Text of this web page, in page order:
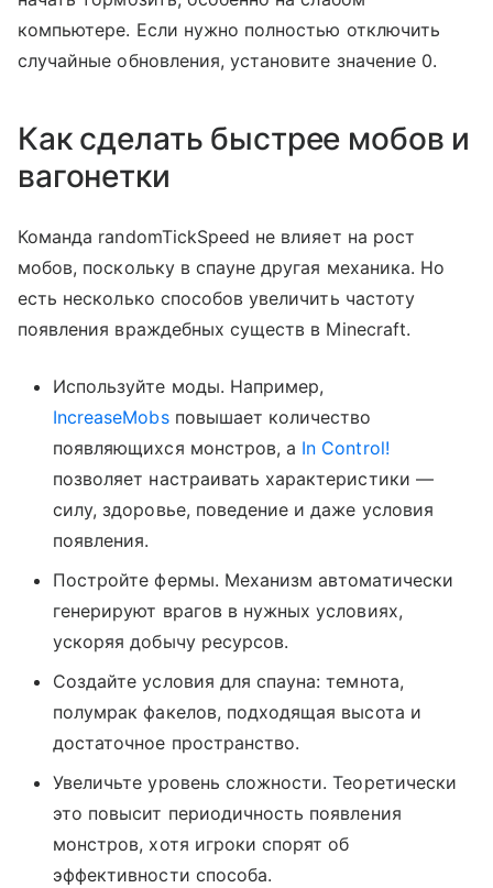
компьютере. Если нужно полностью отключить
случайные обновления, установите значение 0.
Как сделать быстрее мобов и
вагонетки
Команда randomTickSpeed не влияет на рост
мобов, поскольку в спауне другая механика. Но
есть несколько способов увеличить частоту
появления враждебных существ в Minecraft.
Используйте моды. Например,
IncreaseMobsповышает количество
появляющихся монстров, а In Control!
позволяет настраивать характеристики —
силу, здоровье, поведение и даже условия
появления.
Постройте фермы. Механизм автоматически
генерируют врагов в нужных условиях,
ускоряя добычу ресурсов.
Создайте условия для спауна: темнота,
полумрак факелов, подходящая высота и
достаточное пространство.
Увеличьте уровень сложности. Теоретически
это повысит периодичность появления
монстров, хотя игроки спорят об
эффективности способа.